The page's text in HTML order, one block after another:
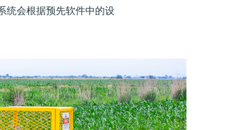
统会根据预先软件中的设